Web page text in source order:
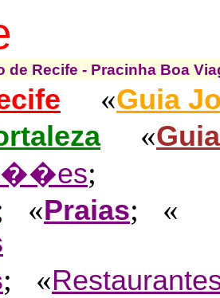
Recife - Pracinha Boa
«Guia
«
;
«Praias; «
; «